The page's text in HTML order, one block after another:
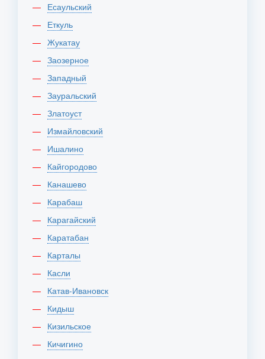
Есаульский
Еткуль
Жукатау
Заозерное
Западный
Зауральский
Златоуст
Измайловский
Ишалино
Кайгородово
Канашево
Карабаш
Карагайский
Каратабан
Карталы
Касли
Катав-Ивановск
Кидыш
Кизильское
Кичигино